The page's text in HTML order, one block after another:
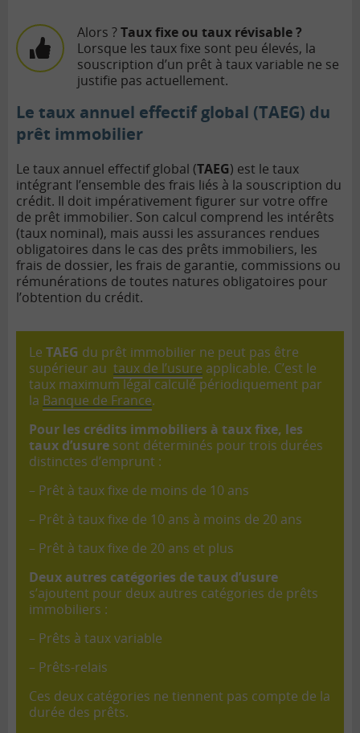
Alors ?Taux fixe ou taux révisable ?
Lorsque les taux fixe sont peu élevés, la
souscription d’un prêt à taux variable ne se
justifie pas actuellement.
Le taux annuel effectif global (TAEG) du
prêt immobilier
Le taux annuel effectif global (TAEG) est le taux
intégrant l’ensemble des frais liés à la souscription du
crédit. Il doit impérativement figurer sur votre offre
de prêt immobilier. Son calcul comprend les intérêts
(taux nominal), mais aussi les assurances rendues
obligatoires dans le cas des prêts immobiliers, les
frais de dossier, les frais de garantie, commissions ou
rémunérations de toutes natures obligatoires pour
l’obtention du crédit.
Le TAEG du prêt immobilier ne peut pas être
supérieur au taux de l’usure applicable. C’est le
taux maximum légal calculé périodiquement par
la Banque de France.
Pour les crédits immobiliers à taux fixe, les
taux d’usure sont déterminés pour trois durées
distinctes d’emprunt :
– Prêt à taux fixe de moins de 10 ans
– Prêt à taux fixe de 10 ans à moins de 20 ans
– Prêt à taux fixe de 20 ans et plus
Deux autres catégories de taux d’usure
s’ajoutent pour deux autres catégories de prêts
immobiliers :
– Prêts à taux variable
– Prêts-relais
Ces deux catégories ne tiennent pas compte de la
durée des prêts.